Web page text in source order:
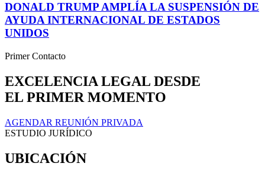
DONALD TRUMP AMPLÍA LA SUSPENSIÓN DE
AYUDA INTERNACIONAL DE ESTADOS
UNIDOS
Primer Contacto
EXCELENCIA LEGAL DESDE
EL PRIMER MOMENTO
AGENDAR REUNIÓN PRIVADA
ESTUDIO JURÍDICO
UBICACIÓN